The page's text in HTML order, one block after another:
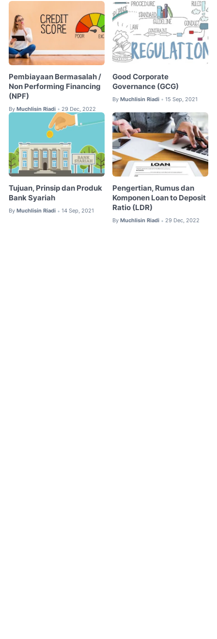
Pembiayaan Bermasalah /
Non Performing Financing
(NPF)
By Muchlisin Riadi • 29 Dec, 2022
Good Corporate
Governance (GCG)
By Muchlisin Riadi • 15 Sep, 2021
Tujuan, Prinsip dan Produk
Bank Syariah
By Muchlisin Riadi • 14 Sep, 2021
Pengertian, Rumus dan
Komponen Loan to Deposit
Ratio (LDR)
By Muchlisin Riadi • 29 Dec, 2022